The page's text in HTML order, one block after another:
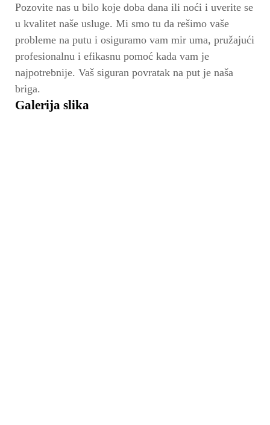
Pozovite nas u bilo koje doba dana ili noći i uverite se
u kvalitet naše usluge. Mi smo tu da rešimo vaše
probleme na putu i osiguramo vam mir uma, pružajući
profesionalnu i efikasnu pomoć kada vam je
najpotrebnije. Vaš siguran povratak na put je naša
briga.
Galerija slika